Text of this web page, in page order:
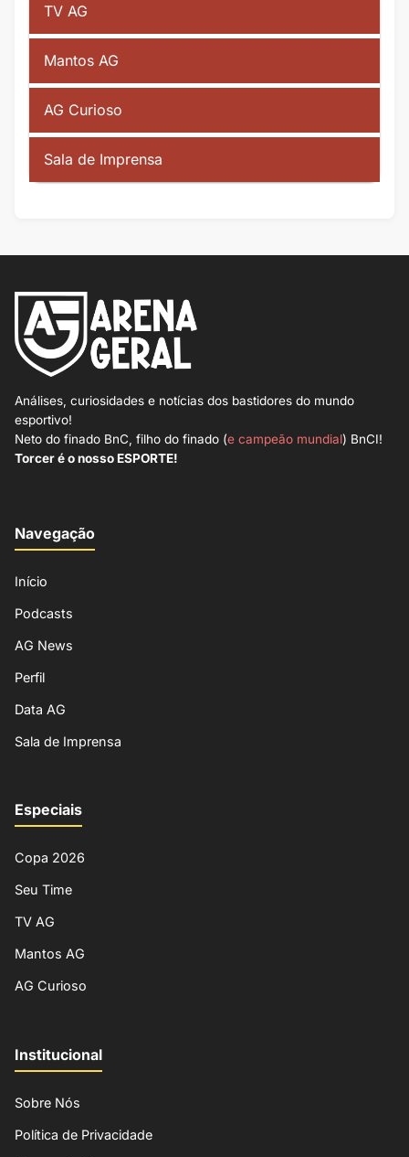
TV AG
Mantos AG
AG Curioso
Sala de Imprensa
Análises, curiosidades e notícias dos bastidores do mundo
esportivo!
Neto do finado BnC, filho do finado (e campeão mundial) BnCI!
Torcer é o nosso ESPORTE!
Navegação
Início
Podcasts
AG News
Perfil
Data AG
Sala de Imprensa
Especiais
Copa 2026
Seu Time
TV AG
Mantos AG
AG Curioso
Institucional
Sobre Nós
Política de Privacidade